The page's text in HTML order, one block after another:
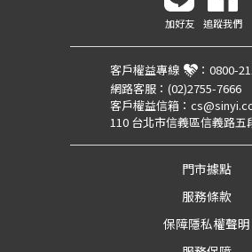
加好友 追蹤我們
客戶權益專線 ： 0800-
網路客服： (02)2755-7666
客戶權益信箱：
110 台北市信義區信義路五
門市據點
服務條款
保障隱私權聲明